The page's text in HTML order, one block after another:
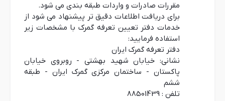
مقررات صادرات و واردات طبقه بندی می شود.
برای دریافت اطلاعات دقیق تر پیشنهاد می شود از
خدمات دفتر تعیین تعرفه گمرک با مشخصات زیر
استفاده فرمایید:
دفتر تعرفه گمرک ایران
نشانی: خیابان شهید بهشتی - روبروی خیابان
پاکستان - ساختمان مرکزی گمرک ایران - طبقه
ششم
تلفن : 88501439